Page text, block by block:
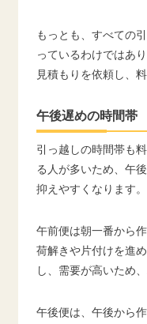
もっとも、すべての
っているわけではあ
見積もりを依頼し、
午後遅めの時間帯
引っ越しの時間帯も
る人が多いため、午
抑えやすくなります。
午前便は朝一番から
荷解きや片付けを進
し、需要が高いため
午後便は、午後から